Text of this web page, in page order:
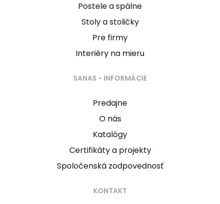
Postele a spálne
Stoly a stoličky
Pre firmy
Interiéry na mieru
SANAS - INFORMÁCIE
Predajne
O nás
Katalógy
Certifikáty a projekty
Spoločenská zodpovednosť
KONTAKT